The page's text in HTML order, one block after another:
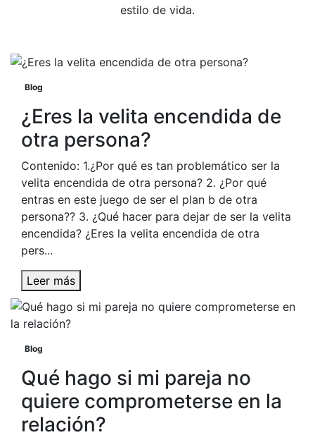
estilo de vida.
Blog
¿Eres la velita encendida de
otra persona?
Contenido: 1.¿Por qué es tan problemático ser la
velita encendida de otra persona? 2. ¿Por qué
entras en este juego de ser el plan b de otra
persona?? 3. ¿Qué hacer para dejar de ser la velita
encendida? ¿Eres la velita encendida de otra
pers...
Leer más
Blog
Qué hago si mi pareja no
quiere comprometerse en la
relación?